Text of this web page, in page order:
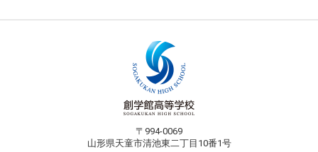
〒994-0069
山形県天童市清池東二丁目10番1号